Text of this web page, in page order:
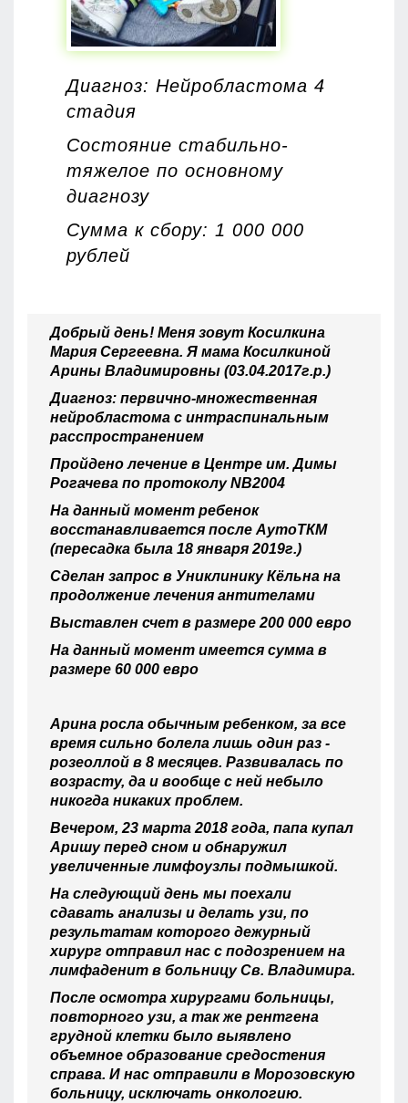
Диагноз: Нейробластома 4
стадия
Состояние стабильно-
тяжелое по основному
диагнозу
Сумма к сбору: 1 000 000
рублей
Добрый день! Меня зовут Косилкина
Мария Сергеевна. Я мама Косилкиной
Арины Владимировны (03.04.2017г.р.)
Диагноз: первично-множественная
нейробластома с интраспинальным
расспространением
Пройдено лечение в Центре им. Димы
Рогачева по протоколу NB2004
На данный момент ребенок
восстанавливается после АутоТКМ
(пересадка была 18 января 2019г.)
Сделан запрос в Униклинику Кёльна на
продолжение лечения антителами
Выставлен счет в размере 200 000 евро
На данный момент имеется сумма в
размере 60 000 евро
Арина росла обычным ребенком, за все
время сильно болела лишь один раз -
розеоллой в 8 месяцев. Развивалась по
возрасту, да и вообще с ней небыло
никогда никаких проблем.
Вечером, 23 марта 2018 года, папа купал
Аришу перед сном и обнаружил
увеличенные лимфоузлы подмышкой.
На следующий день мы поехали
сдавать анализы и делать узи, по
результатам которого дежурный
хирург отправил нас с подозрением на
лимфаденит в больницу Св. Владимира.
После осмотра хирургами больницы,
повторного узи, а так же рентгена
грудной клетки было выявлено
объемное образование средостения
справа. И нас отправили в Морозовскую
больницу, исключать онкологию.